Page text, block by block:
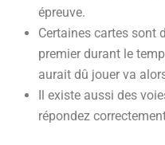
épreuve.
Certaines cartes sont
premier durant le
aurait dû jouer va
Il existe aussi des
répondez